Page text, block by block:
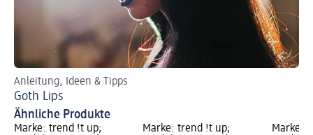
Anleitung, Ideen & Tipps
Goth Lips
Ähnliche Produkte
Marke: trend !t up;
Marke: trend !t up;
Marke: